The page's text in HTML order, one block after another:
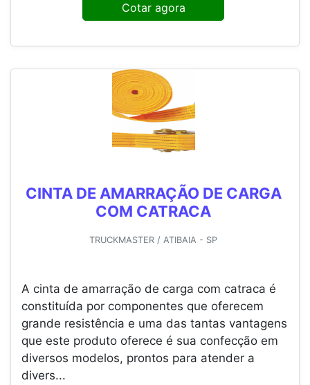
Cotar agora
CINTA DE AMARRAÇÃO DE CARGA
COM CATRACA
TRUCKMASTER / ATIBAIA - SP
A cinta de amarração de carga com catraca é
constituída por componentes que oferecem
grande resistência e uma das tantas vantagens
que este produto oferece é sua confecção em
diversos modelos, prontos para atender a
divers...